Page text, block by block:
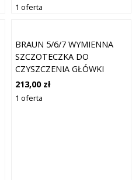
1 oferta
BRAUN 5/6/7 WYMIENNA
SZCZOTECZKA DO
CZYSZCZENIA GŁÓWKI
GOLARKI 1 SZT
213,00 zł
1 oferta